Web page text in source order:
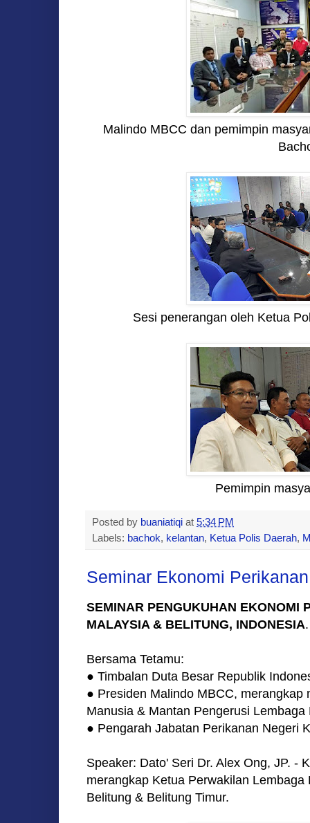
Malindo MBCC dan pemimpin
Sesi penerangan oleh Ketua
Pemimpin
Posted by buaniatiqi at 5:34 PM
Labels: bachok, kelantan, Ketua Polis Daerah,
Seminar Ekonomi
SEMINAR PENGUKUHAN EKONOMI
MALAYSIA & BELITUNG, INDONESIA.
Bersama Tetamu:
● Timbalan Duta Besar Republik
● Presiden Malindo MBCC, merangkap
Manusia & Mantan Pengerusi
● Pengarah Jabatan Perikanan Negeri
Speaker: Dato' Seri Dr. Alex Ong, JP. -
merangkap Ketua Perwakilan
Belitung & Belitung Timur.